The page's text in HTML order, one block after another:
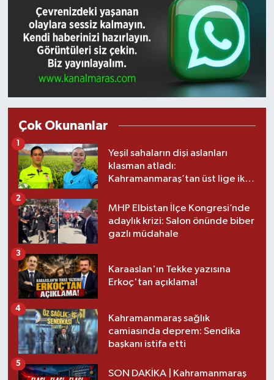
Çok Okunanlar
Yeşil sahaların dişi aslanları
klasman atladı:
Kahramanmaraş’tan üst lige iki
1
MHP Elbistan İlçe Kongresi’nde
adaylık krizi: Salon önünde biber
gazlı müdahale
2
Karaaslan'ın Tekke yazısına
Erkoç'tan açıklama!
3
Kahramanmaraş sağlık
camiasında deprem: Sendika
başkanı istifa etti
4
SON DAKİKA | Kahramanmaraş
5